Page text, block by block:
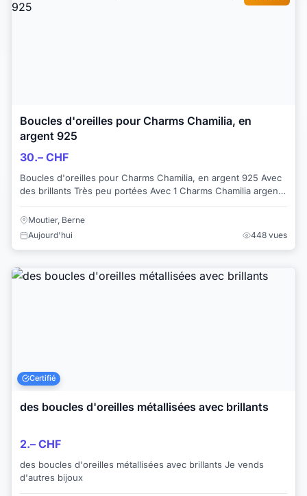
Boucles d'oreilles pour Charms Chamilia, en
argent 925
30.– CHF
Boucles d'oreilles pour Charms Chamilia, en argent 925 Avec
des brillants Très peu portées Avec 1 Charms Chamilia argent
925 Regardez aussi mes au...
Moutier, Berne
Aujourd'hui
448 vues
Certifié
des boucles d'oreilles métallisées avec brillants
2.– CHF
des boucles d'oreilles métallisées avec brillants Je vends
d'autres bijoux